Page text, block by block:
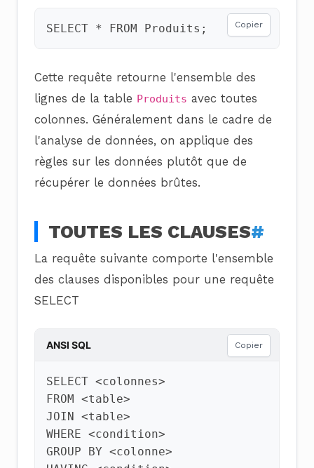
SELECT * FROM Produits ; Copier
Cette requête retourne l'ensemble des
lignes de la table Produits avec toutes
colonnes. Généralement dans le cadre de
l'analyse de données, on applique des
règles sur les données plutôt que de
récupérer le données brûtes.
TOUTES LES CLAUSES#
La requête suivante comporte l'ensemble
des clauses disponibles pour une requête
SELECT
ANSI SQL
SELECT <colonnes>
FROM
<table>
JOIN
<table>
WHERE <condition>
GROUP
BY <colonne>
Copier